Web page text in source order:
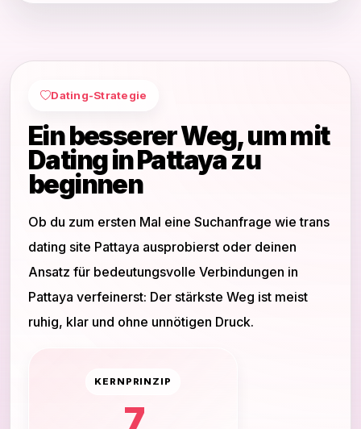
Dating-Strategie
Ein besserer Weg, um mit
Dating in Pattaya zu
beginnen
Ob du zum ersten Mal eine Suchanfrage wie trans
dating site Pattaya ausprobierst oder deinen
Ansatz für bedeutungsvolle Verbindungen in
Pattaya verfeinerst: Der stärkste Weg ist meist
ruhig, klar und ohne unnötigen Druck.
KERNPRINZIP